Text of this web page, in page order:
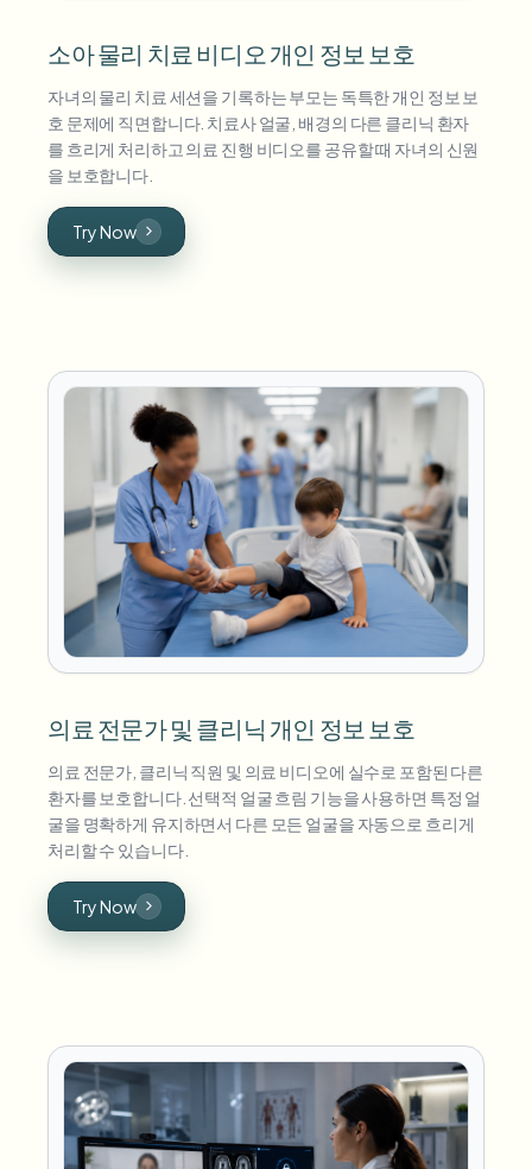
소아 물리 치료 비디오 개인 정보 보호
자녀의 물리 치료 세션을 기록하는 부모는 독특한 개인 정보 보
호 문제에 직면합니다. 치료사 얼굴, 배경의 다른 클리닉 환자
를 흐리게 처리하고 의료 진행 비디오를 공유할 때 자녀의 신원
을 보호합니다.
Try Now
의료 전문가 및 클리닉 개인 정보 보호
의료 전문가, 클리닉 직원 및 의료 비디오에 실수로 포함된 다른
환자를 보호합니다. 선택적 얼굴 흐림 기능을 사용하면 특정 얼
굴을 명확하게 유지하면서 다른 모든 얼굴을 자동으로 흐리게
처리할 수 있습니다.
Try Now